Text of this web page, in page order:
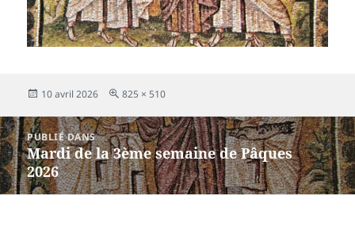
Publié
10 avril 2026
Taille
825 × 510
Navigation
de
l’article
PUBLIÉ DANS
Mardi de la 3ème semaine de Pâques
2026